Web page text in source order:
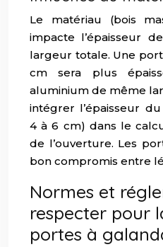
Le matériau (bois
impacte l’épaisseur
largeur totale. Une
cm sera plus
aluminium de même
intégrer l’épaisseur
4 à 6 cm) dans le
de l’ouverture. Les
bon compromis entre
Normes et
respecter pour
portes à